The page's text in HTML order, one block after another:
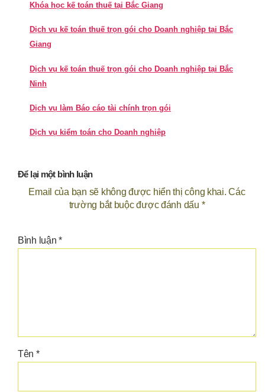
Khóa học kế toán thuế tại Bắc Giang
Dịch vụ kế toán thuế trọn gói cho Doanh nghiệp tại Bắc
Giang
Dịch vụ kế toán thuế trọn gói cho Doanh nghiệp tại Bắc
Ninh
Dịch vụ làm Báo cáo tài chính trọn gói
Dịch vụ kiểm toán cho Doanh nghiệp
Để lại một bình luận
Email của bạn sẽ không được hiển thị công khai. Các
trường bắt buộc được đánh dấu *
Bình luận*
Tên *